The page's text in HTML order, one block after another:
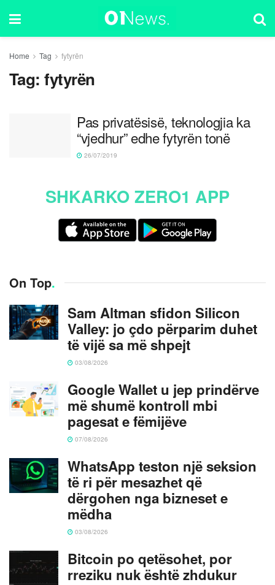
Home Tag fytyrën
Tag:fytyrën
Pas privatësisë, teknologjia ka
“vjedhur” edhe fytyrën tonë
26/07/2019
SHKARKO ZERO1 APP
On Top.
Sam Altman sfidon Silicon
Valley: jo çdo përparim duhet
të vijë sa më shpejt
03/08/2026
Google Wallet u jep prindërve
më shumë kontroll mbi
pagesat e fëmijëve
07/08/2026
WhatsApp teston një seksion
të ri për mesazhet që
dërgohen nga bizneset e
mëdha
03/08/2026
Bitcoin po qetësohet, por
rreziku nuk është zhdukur